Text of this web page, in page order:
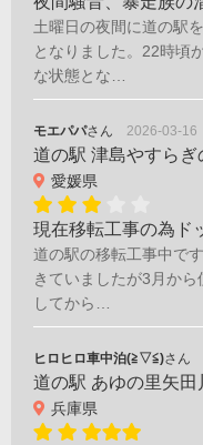
土曜日の夜間に道の駅
となりました。22時頃
な状態とな…
モエパパさん 2026-03-16
道の駅 津島やすらぎ
愛媛県
現在移転工事の為ド
道の駅の移転工事中で
きていましたが3月か
してから…
ヒロヒロ車中泊(≧▽≦)さん
道の駅 あゆの里矢田
兵庫県